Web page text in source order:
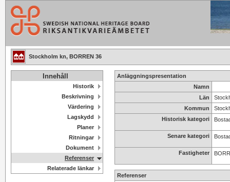
Stockholm kn, BORREN 36
Innehåll
Historik
Beskrivning
Värdering
Lagskydd
Planer
Ritningar
Dokument
Referenser
Relaterade länkar
Anläggningspresentation
Namn
Län
Kommun
Historisk kategori
Senare kategori
Fastigheter
Referenser